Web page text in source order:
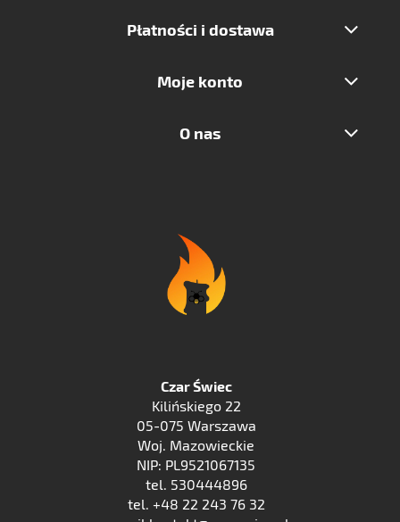
Płatności i dostawa
Moje konto
O nas
Czar Świec
Kilińskiego 22
05-075 Warszawa
Woj. Mazowieckie
NIP: PL9521067135
tel. 530444896
tel. +48 22 243 76 32